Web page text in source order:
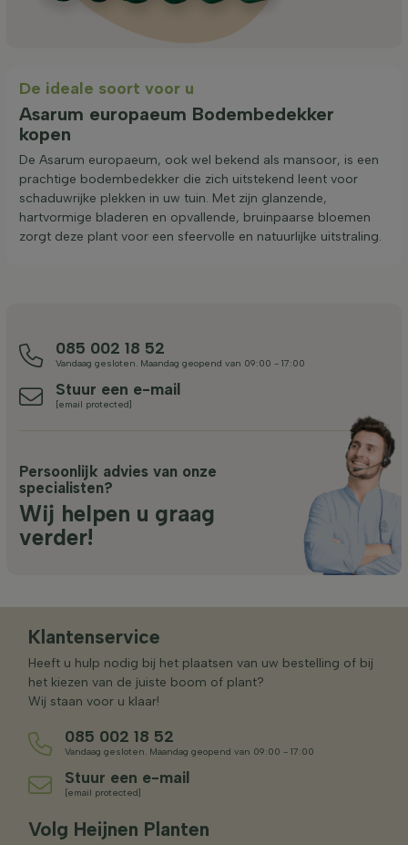
De ideale soort voor u
Asarum europaeum Bodembedekker
kopen
De Asarum europaeum, ook wel bekend als mansoor, is een
prachtige bodembedekker die zich uitstekend leent voor
schaduwrijke plekken in uw tuin. Met zijn glanzende,
hartvormige bladeren en opvallende, bruinpaarse bloemen
zorgt deze plant voor een sfeervolle en natuurlijke uitstraling.
085 002 18 52
Vandaag gesloten. Maandag geopend van 09:00 - 17:00
Stuur een e-mail
[email protected]
Persoonlijk advies van onze
specialisten?
Wij helpen u graag
verder!
Klantenservice
Heeft u hulp nodig bij het plaatsen van uw bestelling of bij
het kiezen van de juiste boom of plant?
Wij staan voor u klaar!
085 002 18 52
Vandaag gesloten. Maandag geopend van 09:00 - 17:00
Stuur een e-mail
[email protected]
Volg Heijnen Planten